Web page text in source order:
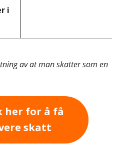
i
av at man skatter som en
her for å få
skatt